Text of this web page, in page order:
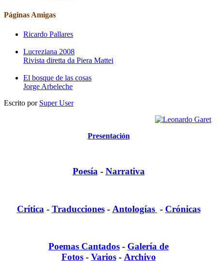
Páginas Amigas
Ricardo Pallares
Lucreziana 2008
Rivista diretta da Piera Mattei
El bosque de las cosas
Jorge Arbeleche
Escrito por Super User
Presentación
Poesía - Narrativa
Crítica - Traducciones- Antologías - Crónicas
Poemas Cantados - Galería de
Fotos- Varios- Archivo